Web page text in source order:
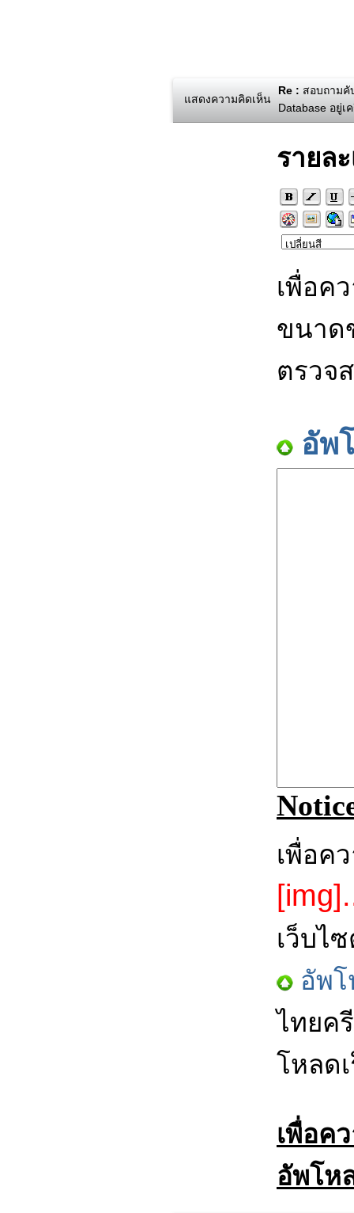
แสดงความคิดเห็น
Re : สอบถามคั
Database อยู่เ
รายล
เพื่อค
ขนาด
ตรวจ
อัพ
เพื่อค
เว็บไ
อัพ
ไทยค
โหลด
เพื่อค
อัพโห